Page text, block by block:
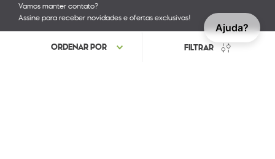
Ajuda?
Vamos manter contato?
Assine para receber novidades e ofertas exclusivas!